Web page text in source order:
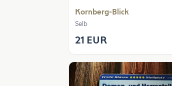
Kornberg-Blick
Selb
21 EUR